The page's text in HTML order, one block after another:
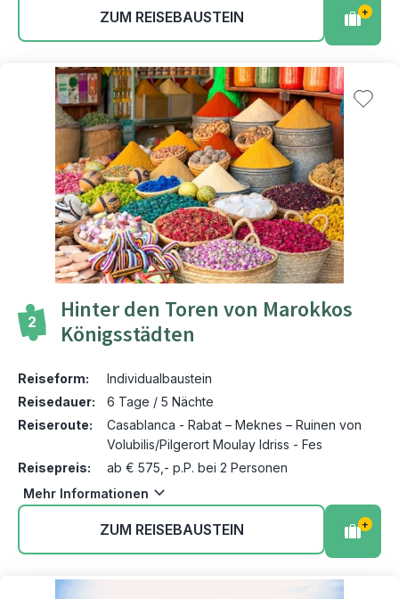
ZUM REISEBAUSTEIN +
2
Hinter den Toren von Marokkos
Königsstädten
Reiseform:
Individualbaustein
Reisedauer:
6 Tage / 5 Nächte
Reiseroute:
Casablanca - Rabat – Meknes – Ruinen von
Volubilis/Pilgerort Moulay Idriss - Fes
Reisepreis:
ab € 575,- p.P. bei 2 Personen
Mehr Informationen
ZUM REISEBAUSTEIN +